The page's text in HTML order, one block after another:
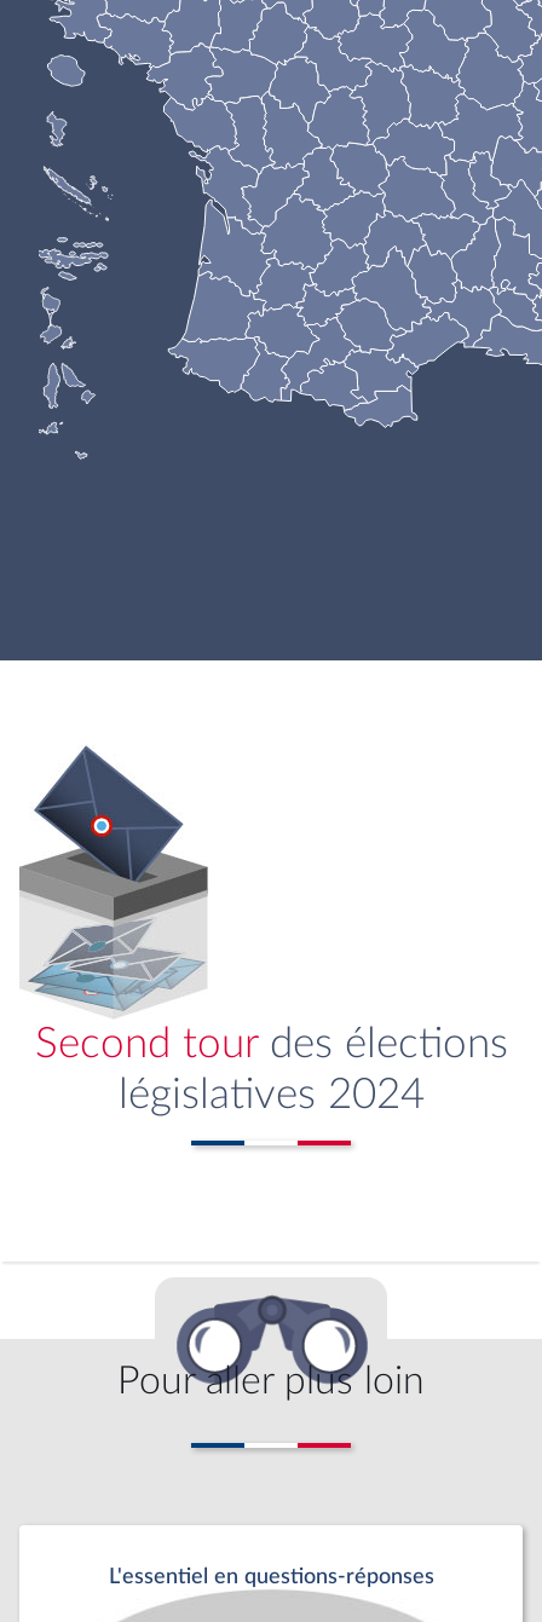
Second tourdes élections
législatives 2024
Pour aller plus loin
L'essentiel en questions-réponses